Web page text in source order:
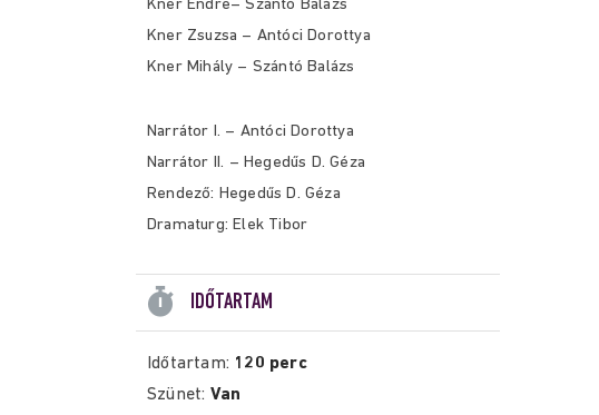
Kner Endre– Szántó Balázs
Kner Zsuzsa – Antóci Dorottya
Kner Mihály – Szántó Balázs
Narrátor I. – Antóci Dorottya
Narrátor II. – Hegedűs D. Géza
Rendező: Hegedűs D. Géza
Dramaturg: Elek Tibor
IDŐTARTAM
Időtartam: 120 perc
Szünet: Van